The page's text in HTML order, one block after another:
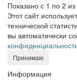
Показано с 1 по 2
Этот сайт
технической
вы автоматически
Принимаю
Информация